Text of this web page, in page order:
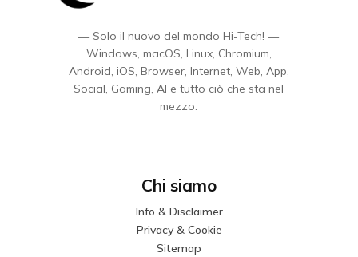
— Solo il nuovo del mondo Hi-Tech! —
Windows, macOS, Linux, Chromium,
Android, iOS, Browser, Internet, Web, App,
Social, Gaming, AI e tutto ciò che sta nel
mezzo.
Chi siamo
Info & Disclaimer
Privacy & Cookie
Sitemap